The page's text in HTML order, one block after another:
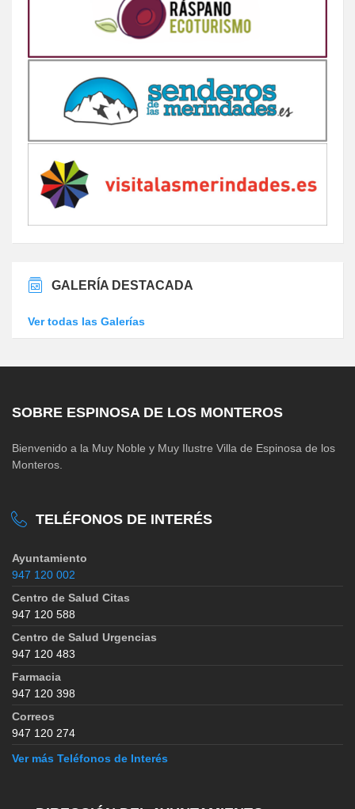
GALERÍA DESTACADA
Ver todas las Galerías
SOBRE ESPINOSA DE LOS MONTEROS
Bienvenido a la Muy Noble y Muy Ilustre Villa de Espinosa de los
Monteros.
TELÉFONOS DE INTERÉS
Ayuntamiento
947 120 002
Centro de Salud Citas
947 120 588
Centro de Salud Urgencias
947 120 483
Farmacia
947 120 398
Correos
947 120 274
Ver más Teléfonos de Interés